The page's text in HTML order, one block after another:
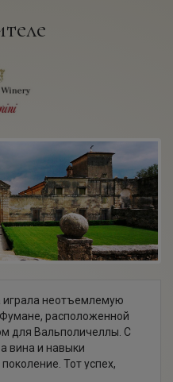
играла неотъемлемую
расположенной
для Вальполичеллы. С
вина и навыки
Тот успех,
– во многом заслуга